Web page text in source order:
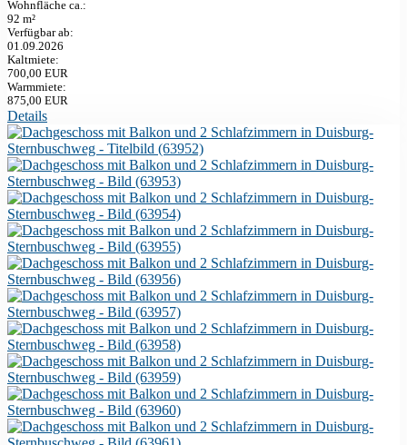
Wohnfläche ca.:
92 m²
Verfügbar ab:
01.09.2026
Kaltmiete:
700,00 EUR
Warmmiete:
875,00 EUR
Details